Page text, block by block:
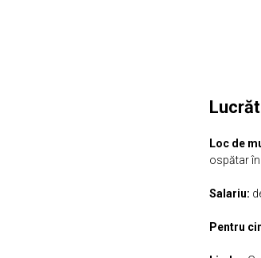
Loc de
ospătar
Salariu:
Pentru